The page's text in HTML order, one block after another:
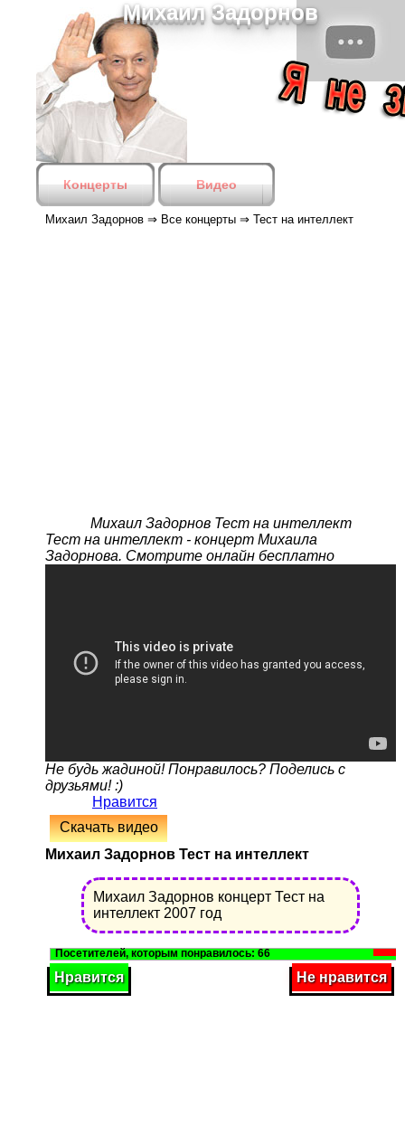
Михаил Задорнов
Концерты Видео
Михаил Задорнов ⇒ Все концерты ⇒ Тест на интеллект
Михаил Задорнов Тест на интеллект
Тест на интеллект - концерт Михаила
Задорнова. Смотрите онлайн бесплатно
Не будь жадиной! Понравилось? Поделись с
друзьями! :)
Нравится
Скачать видео
Михаил Задорнов Тест на интеллект
Михаил Задорнов концерт Тест на
интеллект 2007 год
66